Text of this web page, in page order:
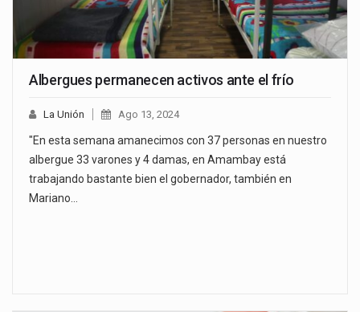
Albergues permanecen activos ante el frío
La Unión Ago 13, 2024
"En esta semana amanecimos con 37 personas en nuestro
albergue 33 varones y 4 damas, en Amambay está
trabajando bastante bien el gobernador, también en
Mariano…